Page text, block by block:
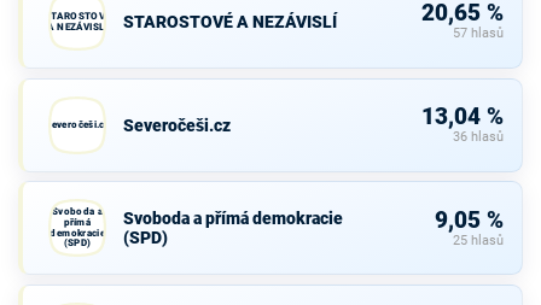
STAROSTOVÉ
A NEZÁVISLÍ
STAROSTOVÉ A NEZÁVISLÍ 20,65 %
57 hlasů
Severočeši.cz Severočeši.cz 13,04 %
36 hlasů
Svoboda a
přímá
demokracie
(SPD)
Svoboda a přímá demokracie
(SPD)
9,05 %
25 hlasů